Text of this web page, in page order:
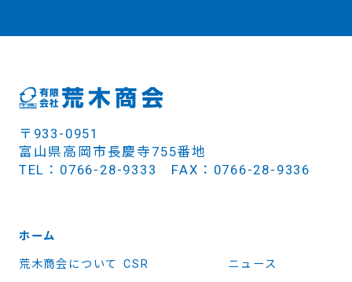
〒933-0951
富山県高岡市長慶寺755番地
TEL：0766-28-9333 FAX：0766-28-9336
ホーム
荒木商会について CSR ニュース